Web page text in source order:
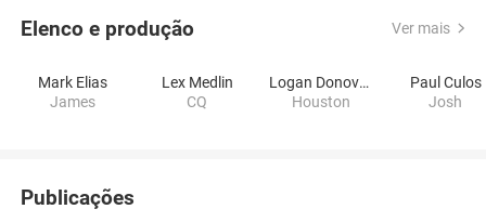
Elenco e produção Ver mais
Mark Elias
James
Lex Medlin
CQ
Logan Donovan
Houston
Paul Culos
Josh
Publicações